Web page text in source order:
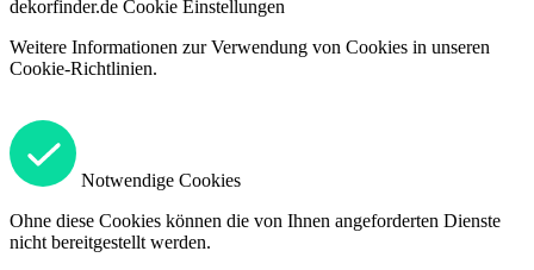
dekorfinder.de Cookie Einstellungen
Weitere Informationen zur Verwendung von Cookies in unseren
Cookie-Richtlinien.
Notwendige Cookies
Ohne diese Cookies können die von Ihnen angeforderten Dienste
nicht bereitgestellt werden.